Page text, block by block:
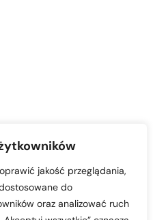
jakość przeglądania,
do
oraz analizować ruch